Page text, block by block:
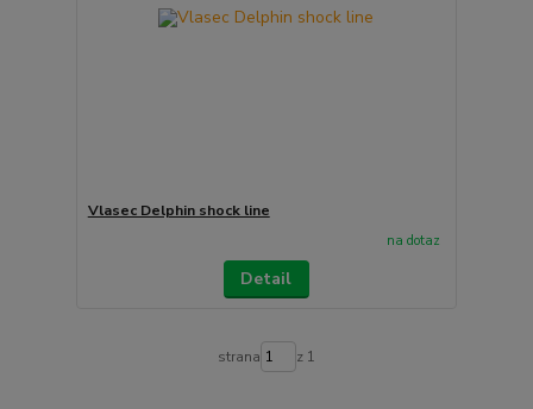
Vlasec Delphin shock line
na dotaz
Detail
strana z 1